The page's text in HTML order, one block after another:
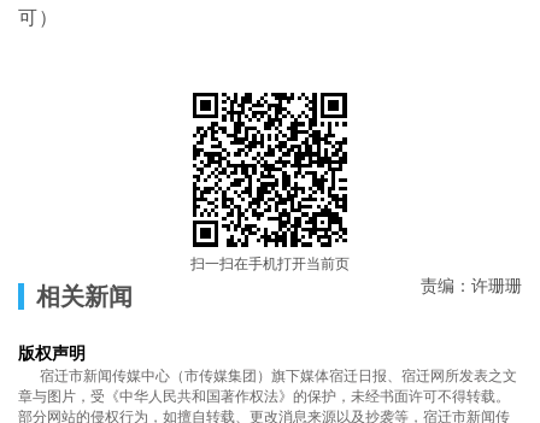
可）
扫一扫在手机打开当前页
责编：许珊珊
相关新闻
版权声明
宿迁市新闻传媒中心（市传媒集团）旗下媒体宿迁日报、宿迁网所发表之文
章与图片，受《中华人民共和国著作权法》的保护，未经书面许可不得转载。
部分网站的侵权行为，如擅自转载、更改消息来源以及抄袭等，宿迁市新闻传